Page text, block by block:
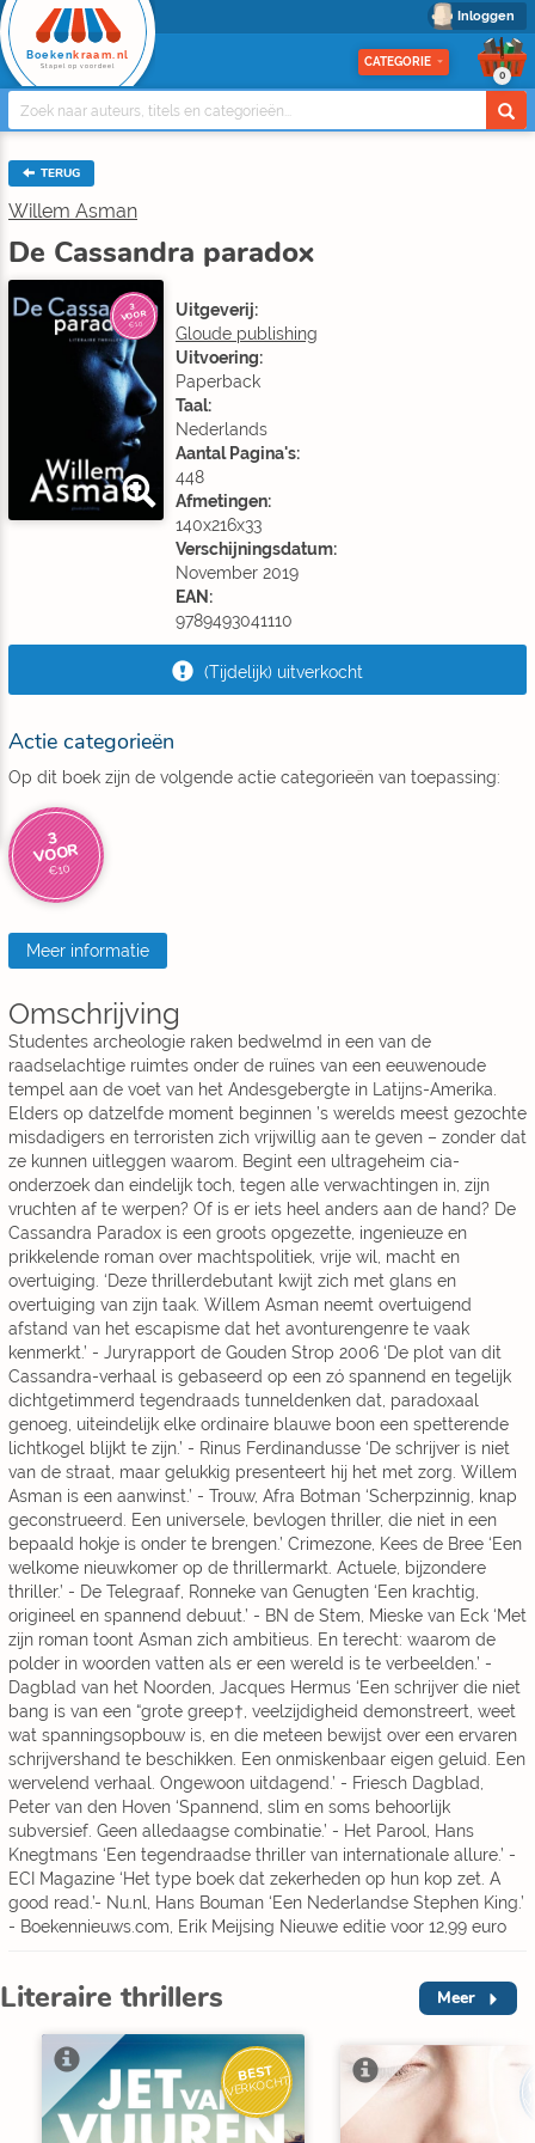
Inloggen
Boeken kraam.nl
Stapel op voordeel CATEGORIE
0
TERUG
Willem Asman
De Cassandra paradox
3
VOOR
€10
Uitgeverij:
Gloude publishing
Uitvoering:
Paperback
Taal:
Nederlands
Aantal Pagina's:
448
Afmetingen:
140x216x33
Verschijningsdatum:
November 2019
EAN:
9789493041110
(Tijdelijk) uitverkocht
Actie categorieën
Op dit boek zijn de volgende actie categorieën van toepassing:
3
VOOR
€10
Meer informatie
Omschrijving
Studentes archeologie raken bedwelmd in een van de
raadselachtige ruimtes onder de ruïnes van een eeuwenoude
tempel aan de voet van het Andesgebergte in Latijns-Amerika.
Elders op datzelfde moment beginnen ’s werelds meest gezochte
misdadigers en terroristen zich vrijwillig aan te geven – zonder dat
ze kunnen uitleggen waarom. Begint een ultrageheim cia-
onderzoek dan eindelijk toch, tegen alle verwachtingen in, zijn
vruchten af te werpen? Of is er iets heel anders aan de hand? De
Cassandra Paradox is een groots opgezette, ingenieuze en
prikkelende roman over machtspolitiek, vrije wil, macht en
overtuiging. ‘Deze thrillerdebutant kwijt zich met glans en
overtuiging van zijn taak. Willem Asman neemt overtuigend
afstand van het escapisme dat het avonturengenre te vaak
kenmerkt.’ - Juryrapport de Gouden Strop 2006 ‘De plot van dit
Cassandra-verhaal is gebaseerd op een zó spannend en tegelijk
dichtgetimmerd tegendraads tunneldenken dat, paradoxaal
genoeg, uiteindelijk elke ordinaire blauwe boon een spetterende
lichtkogel blijkt te zijn.’ - Rinus Ferdinandusse ‘De schrijver is niet
van de straat, maar gelukkig presenteert hij het met zorg. Willem
Asman is een aanwinst.’ - Trouw, Afra Botman ‘Scherpzinnig, knap
geconstrueerd. Een universele, bevlogen thriller, die niet in een
bepaald hokje is onder te brengen.’ Crimezone, Kees de Bree ‘Een
welkome nieuwkomer op de thrillermarkt. Actuele, bijzondere
thriller.’ - De Telegraaf, Ronneke van Genugten ‘Een krachtig,
origineel en spannend debuut.’ - BN de Stem, Mieske van Eck ‘Met
zijn roman toont Asman zich ambitieus. En terecht: waarom de
polder in woorden vatten als er een wereld is te verbeelden.’ -
Dagblad van het Noorden, Jacques Hermus ‘Een schrijver die niet
bang is van een “grote greep†, veelzijdigheid demonstreert, weet
wat spanningsopbouw is, en die meteen bewijst over een ervaren
schrijvershand te beschikken. Een onmiskenbaar eigen geluid. Een
wervelend verhaal. Ongewoon uitdagend.’ - Friesch Dagblad,
Peter van den Hoven ‘Spannend, slim en soms behoorlijk
subversief. Geen alledaagse combinatie.’ - Het Parool, Hans
Knegtmans ‘Een tegendraadse thriller van internationale allure.’ -
ECI Magazine ‘Het type boek dat zekerheden op hun kop zet. A
good read.’- Nu.nl, Hans Bouman ‘Een Nederlandse Stephen King.’
- Boekennieuws.com, Erik Meijsing Nieuwe editie voor 12,99 euro
Literaire thrillers Meer
BEST
VERKOCHT